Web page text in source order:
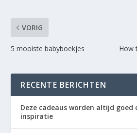
VORIG
5 mooiste babyboekjes
How
RECENTE BERICHTEN
Deze cadeaus worden altijd
inspiratie